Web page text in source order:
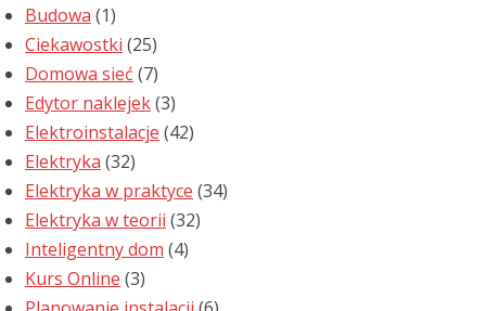
Budowa (1)
Ciekawostki (25)
Domowa sieć (7)
Edytor naklejek(3)
Elektroinstalacje (42)
Elektryka (32)
Elektryka w praktyce (34)
Elektryka w teorii (32)
Inteligentny dom (4)
Kurs Online (3)